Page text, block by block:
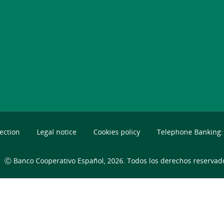
Legal notice Cookies policy Telephone
Ⓒ Banco Cooperativo Español, 2026. Todos los derechos